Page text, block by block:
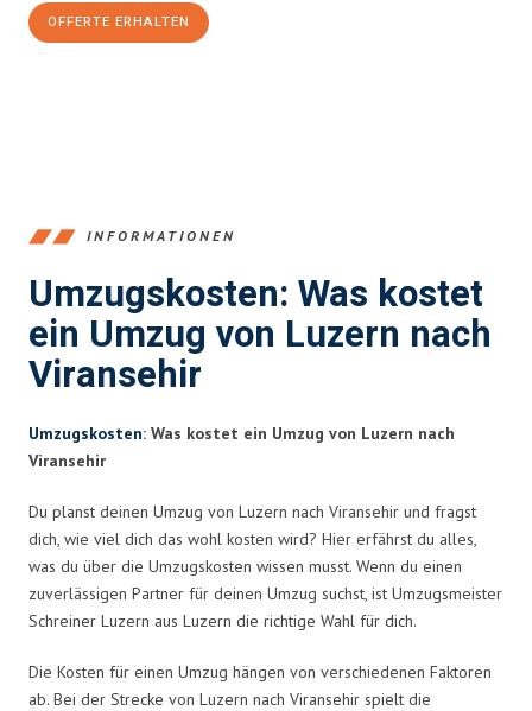
OFFERTE ERHALTEN
INFORMATIONEN
Umzugskosten: Was kostet
ein Umzug von Luzern nach
Viransehir
Umzugskosten: Was kostet ein Umzug von Luzern nach
Viransehir
Du planst deinen Umzug von Luzern nach Viransehir und fragst
dich, wie viel dich das wohl kosten wird? Hier erfährst du alles,
was du über die Umzugskosten wissen musst. Wenn du einen
zuverlässigen Partner für deinen Umzug suchst, ist Umzugsmeister
Schreiner Luzern aus Luzern die richtige Wahl für dich.
Die Kosten für einen Umzug hängen von verschiedenen Faktoren
ab. Bei der Strecke von Luzern nach Viransehir spielt die